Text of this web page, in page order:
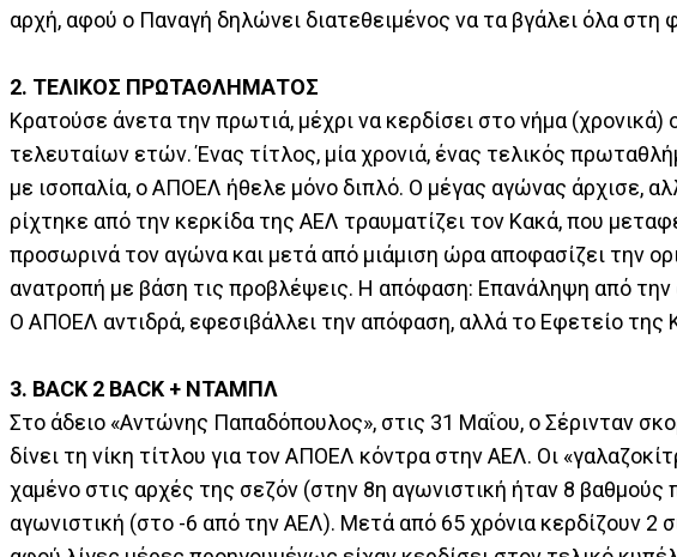
αρχή, αφού ο Παναγή δηλώνει διατεθειμένος να τα βγάλει όλα στη
2. ΤΕΛΙΚΟΣ ΠΡΩΤΑΘΛΗΜΑΤΟΣ
Κρατούσε άνετα την πρωτιά, μέχρι να κερδίσει στο νήμα
τελευταίων ετών. Ένας τίτλος, μία χρονιά, ένας τελικός
με ισοπαλία, ο ΑΠΟΕΛ ήθελε μόνο διπλό. Ο μέγας αγώνας άρχισε,
ρίχτηκε από την κερκίδα της ΑΕΛ τραυματίζει τον Κακά, που
προσωρινά τον αγώνα και μετά από μιάμιση ώρα αποφασίζει την
ανατροπή με βάση τις προβλέψεις. Η απόφαση: Επανάληψη από
Ο ΑΠΟΕΛ αντιδρά, εφεσιβάλλει την απόφαση, αλλά το Εφετείο της
3. BACK 2 BACK + ΝΤΑΜΠΛ
Στο άδειο «Αντώνης Παπαδόπουλος», στις 31 Μαΐου, ο Σέρινταν
δίνει τη νίκη τίτλου για τον ΑΠΟΕΛ κόντρα στην ΑΕΛ. Οι
χαμένο στις αρχές της σεζόν (στην 8η αγωνιστική ήταν 8
αγωνιστική (στο -6 από την ΑΕΛ). Μετά από 65 χρόνια κερδίζουν 2